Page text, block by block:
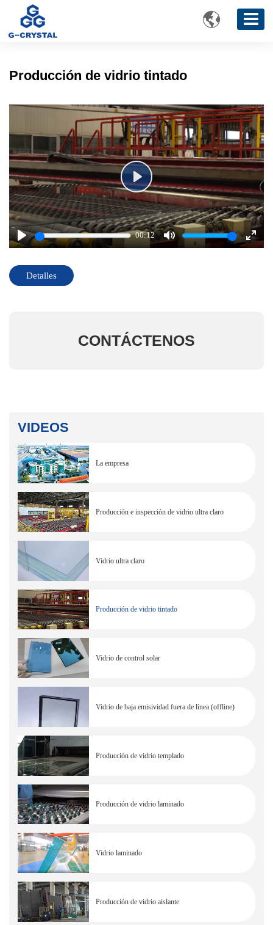

Producción de vidrio tintado
Play
00:12
Mute
Enter
Play
Detalles
CONTÁCTENOS
VIDEOS
La empresa
Producción e inspección de vidrio ultra claro
Vidrio ultra claro
Producción de vidrio tintado
Vidrio de control solar
Vidrio de baja emisividad fuera de línea (offline)
Producción de vidrio templado
Producción de vidrio laminado
Vidrio laminado
Producción de vidrio aislante